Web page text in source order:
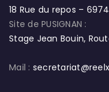
18 Rue du repos –
Site de PUSIGNAN :
Stage Jean Bouin,
Mail :